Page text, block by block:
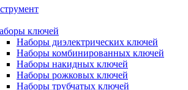
ключей
Наборы диэлектрических ключей
Наборы комбинированных ключей
Наборы накидных ключей
Наборы рожковых ключей
Наборы трубчатых ключей